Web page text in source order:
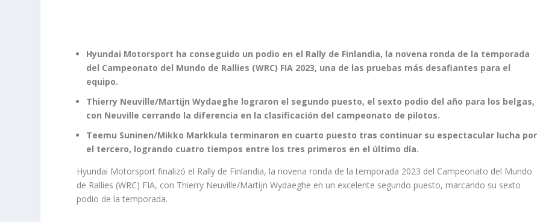
Hyundai Motorsport ha conseguido un podio en el Rally de Finlandia, la novena ronda de la temporada
del Campeonato del Mundo de Rallies (WRC) FIA 2023, una de las pruebas más desafiantes para el
equipo.
Thierry Neuville/Martijn Wydaeghe lograron el segundo puesto, el sexto podio del año para los belgas,
con Neuville cerrando la diferencia en la clasificación del campeonato de pilotos.
Teemu Suninen/Mikko Markkula terminaron en cuarto puesto tras continuar su espectacular lucha por
el tercero, logrando cuatro tiempos entre los tres primeros en el último día.
Hyundai Motorsport finalizó el Rally de Finlandia, la novena ronda de la temporada 2023 del Campeonato del Mundo
de Rallies (WRC) FIA, con Thierry Neuville/Martijn Wydaeghe en un excelente segundo puesto, marcando su sexto
podio de la temporada.